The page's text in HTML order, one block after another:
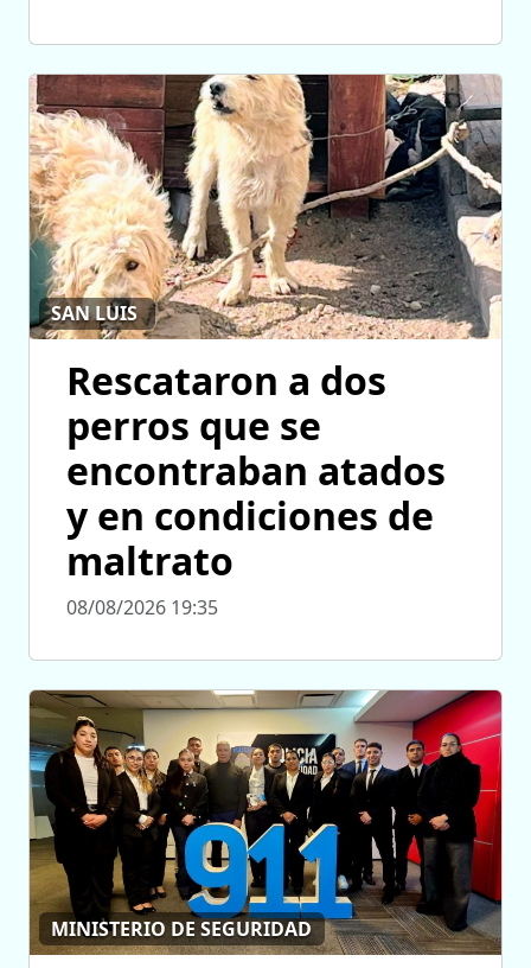
SAN LUIS
Rescataron a dos
perros que se
encontraban atados
y en condiciones de
maltrato
08/08/2026 19:35
MINISTERIO DE SEGURIDAD